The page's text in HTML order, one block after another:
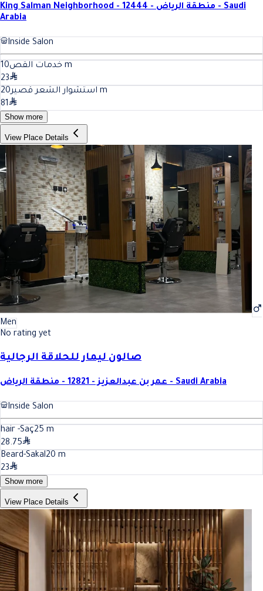
King Salman Neighborhood - 12444 - منطقة الرياض - Saudi
Arabia
Inside Salon
خدمات القص10
m
23
استشوار الشعر قصير20
m
81
Show more
View Place Details
Men
No rating yet
صالون ليمار للحلاقة الرجالية
عمر بن عبدالعزيز - 12821 - منطقة الرياض - Saudi Arabia
Inside Salon
hair -Saç25 m
28.75
Beard-Sakal20 m
23
Show more
View Place Details